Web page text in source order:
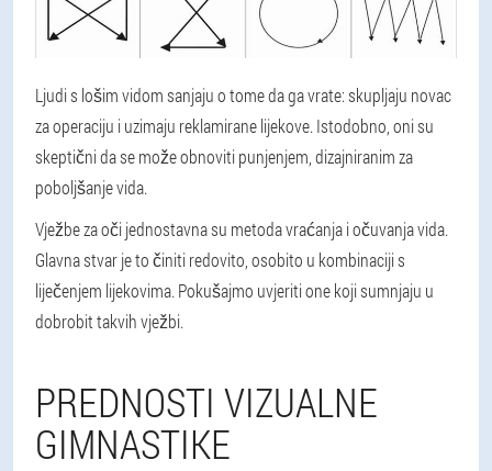
Ljudi s lošim vidom sanjaju o tome da ga vrate: skupljaju novac
za operaciju i uzimaju reklamirane lijekove. Istodobno, oni su
skeptični da se može obnoviti punjenjem, dizajniranim za
poboljšanje vida.
Vježbe za oči jednostavna su metoda vraćanja i očuvanja vida.
Glavna stvar je to činiti redovito, osobito u kombinaciji s
liječenjem lijekovima. Pokušajmo uvjeriti one koji sumnjaju u
dobrobit takvih vježbi.
PREDNOSTI VIZUALNE
GIMNASTIKE